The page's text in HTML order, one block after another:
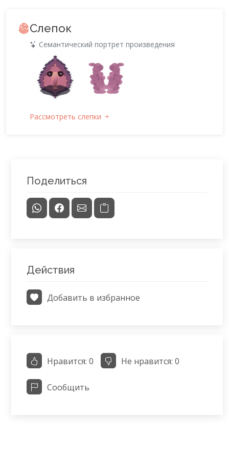
Слепок
Семантический портрет произведения
Рассмотреть слепки
Поделиться
Действия
Добавить в избранное
Нравится: 0 Не нравится: 0
Сообщить